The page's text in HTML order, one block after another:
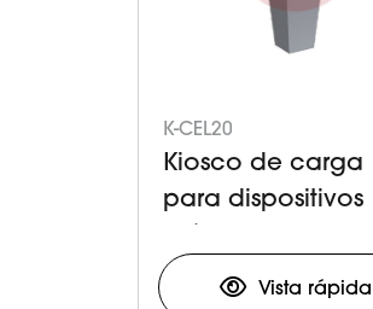
K-CEL20
Kiosco de carga
para dispositivos
móviles en exterior
Vista rápida